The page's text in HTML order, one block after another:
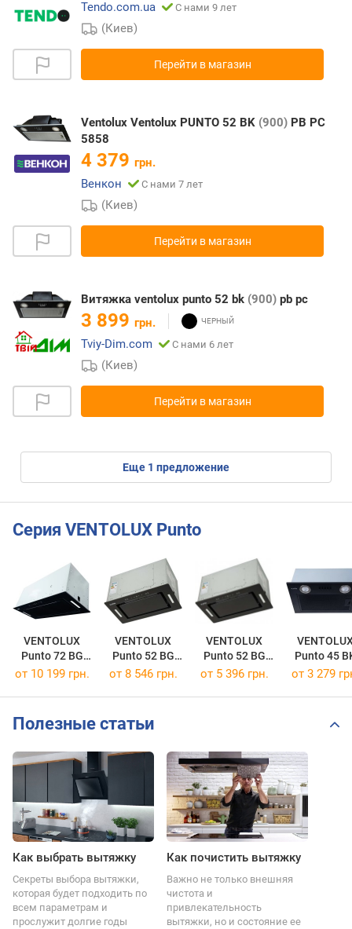
Tendo.com.ua С нами 9 лет
(Киев)
Перейти в магазин
Ventolux Ventolux PUNTO 52 BK (900) PB PC
5858
4 379 грн.
Венкон
С нами 7 лет
(Киев)
Перейти в магазин
Витяжка ventolux punto 52 bk (900) pb pc
3 899 грн.
Tviy-Dim.com
С нами 6 лет
(Киев)
Перейти в магазин
eще 1 предложение
Серия VENTOLUX Punto
VENTOLUX
Punto 72 BG
1200 TC MS
VENTOLUX
Punto 52 BG
1000 TC MS
VENTOLUX
Punto 52 BG
700 TC MS
Punto 45
800 PB
от 10 199 грн. от 8 546 грн. от 5 396 грн. от 3 279
Полезные статьи
Как выбрать вытяжку
Секреты выбора вытяжки,
которая будет подходить по
всем параметрам и
прослужит долгие годы
Как почистить вытяжку
Важно не только внешняя
чистота и
привлекательность
вытяжки, но и состояние ее